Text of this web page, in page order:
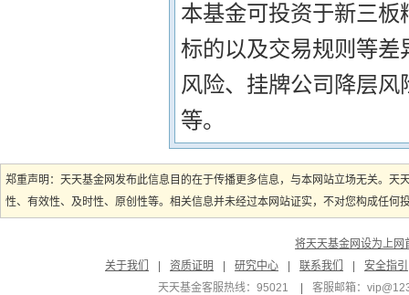
本基金可投资于新三
标的以及交易规则等
风险、挂牌公司降层
等。
郑重声明：天天基金网发布此信息目的在于传播更多信息，与本网站立场无关。
性、有效性、及时性、原创性等。相关信息并未经过本网站证实，不对您构成任
将天天基金网设为上网
关于我们
资质证明 研究中心 联系我们
安全指引
天天基金客服热线：95021
客服邮箱：